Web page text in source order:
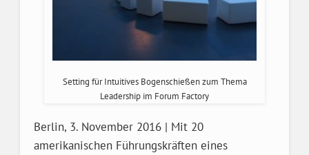
Setting für Intuitives Bogenschießen zum Thema
Leadership im Forum Factory
Berlin, 3. November 2016 | Mit 20
amerikanischen Führungskräften eines